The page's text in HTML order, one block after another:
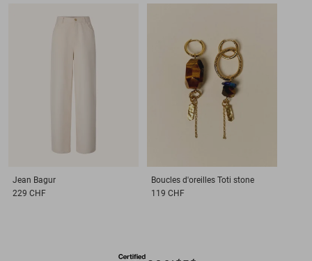
Jean Bagur
229 CHF
Boucles d'oreilles Toti stone
119 CHF